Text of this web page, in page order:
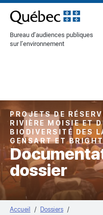
[Common.SkipToContent]
Bureau d’audiences publiques
sur l’environnement
PROJETS DE
RIVIÈRE MOISIE ET
BIODIVERSITÉ DES
GENSART ET
dossier
Accueil
Dossiers